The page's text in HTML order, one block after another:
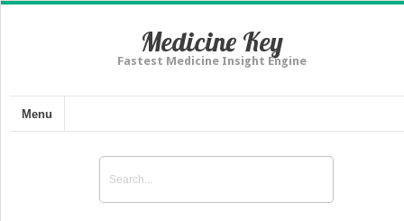
Medicine Key
Fastest Medicine Insight Engine
Menu